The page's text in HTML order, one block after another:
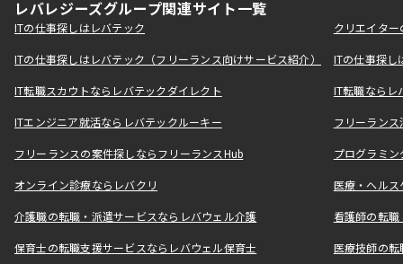
レバレジーズグループ関連サイト一覧
ITの仕事探しはレバテック クリエイタ
ITの仕事探しはレバテック（フリーランス向けサービス紹介） ITの仕事探
IT転職スカウトならレバテックダイレクト IT転職なら
ITエンジニア就活ならレバテックルーキー フリーラン
フリーランスの案件探しならフリーランスHub プログラミ
オンライン診療ならレバクリ 医療・ヘル
介護職の転職・派遣サービスならレバウェル介護 看護師の転
保育士の転職支援サービスならレバウェル保育士 医療技師の